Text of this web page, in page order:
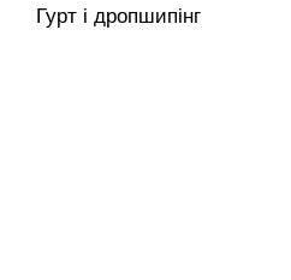
Гурт і дропшипінг